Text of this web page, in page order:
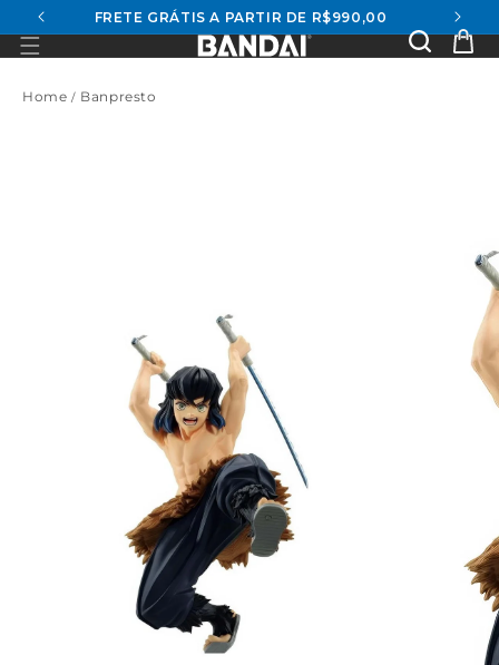
FRETE GRÁTIS A PARTIR DE R$990,00
Home Banpresto